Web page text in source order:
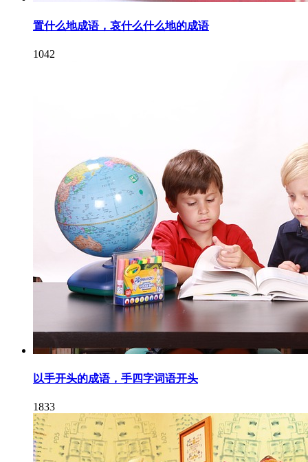
置什么地成语，哀什么什么地的成语
1042
以手开头的成语，手四字词语开头
1833